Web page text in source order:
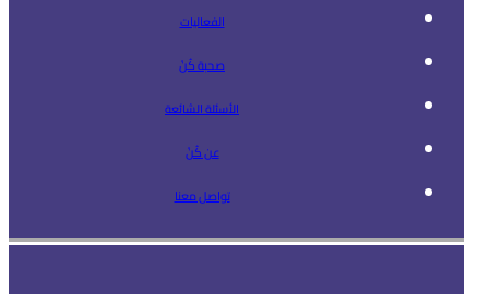
الفعاليات
صحبة كُنْ
الأسئلة الشائعة
عن كُنْ
تواصل معنا